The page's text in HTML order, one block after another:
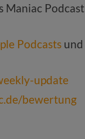
Maniac Podcast
Podcasts und
update
bewertung